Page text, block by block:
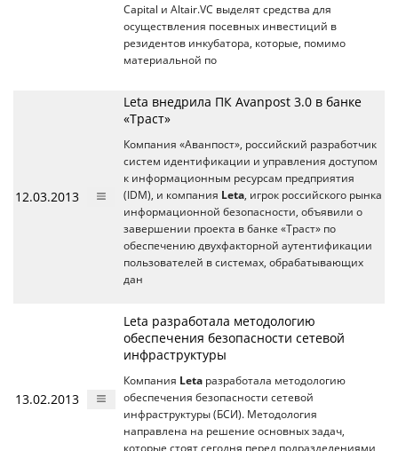
Capital и Altair.VC выделят средства для
осуществления посевных инвестиций в
резидентов инкубатора, которые, помимо
материальной по
12.03.2013
Leta внедрила ПК Avanpost 3.0 в банке
«Траст»
Компания «Аванпост», российский разработчик
систем идентификации и управления доступом
к информационным ресурсам предприятия
(IDM), и компания Leta, игрок российского рынка
информационной безопасности, объявили о
завершении проекта в банке «Траст» по
обеспечению двухфакторной аутентификации
пользователей в системах, обрабатывающих
дан
13.02.2013
Leta разработала методологию
обеспечения безопасности сетевой
инфраструктуры
Компания Leta разработала методологию
обеспечения безопасности сетевой
инфраструктуры (БСИ). Методология
направлена на решение основных задач,
которые стоят сегодня перед подразделениями